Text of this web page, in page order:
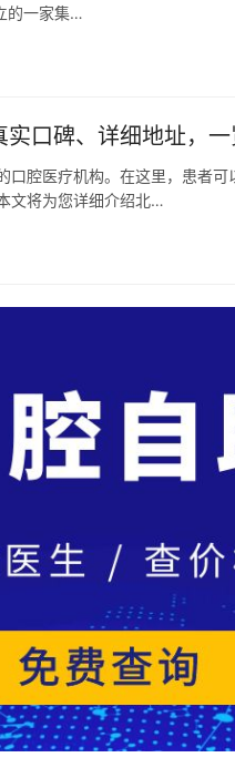
的一家集…
口碑、详细地址，一
腔医疗机构。在这里，患者
文将为您详细介绍北…